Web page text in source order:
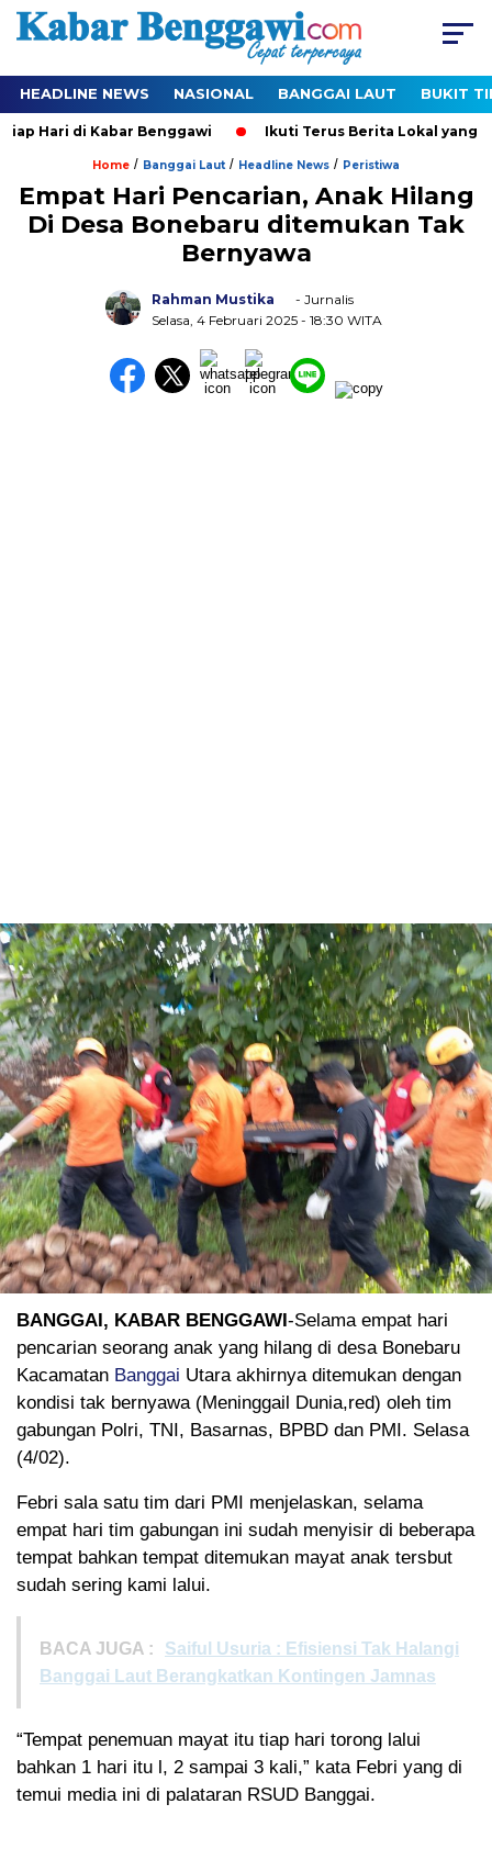
HEADLINE NEWS NASIONAL BANGGAI LAUT BUKIT
di Kabar Benggawi Ikuti Terus Berita Lokal yang Ter-
Home / Banggai Laut / Headline News / Peristiwa
Empat Hari Pencarian, Anak Hilang
Di Desa Bonebaru ditemukan Tak
Bernyawa
Rahman Mustika
- Jurnalis
Selasa, 4 Februari 2025 - 18:30 WITA
BANGGAI, KABAR BENGGAWI-Selama empat hari
pencarian seorang anak yang hilang di desa Bonebaru
Kacamatan Banggai Utara akhirnya ditemukan dengan
kondisi tak bernyawa (Meninggail Dunia,red) oleh tim
gabungan Polri, TNI, Basarnas, BPBD dan PMI. Selasa
(4/02).
Febri sala satu tim dari PMI menjelaskan, selama
empat hari tim gabungan ini sudah menyisir di beberapa
tempat bahkan tempat ditemukan mayat anak tersbut
sudah sering kami lalui.
BACA JUGA :
Saiful Usuria : Efisiensi Tak Halangi
Banggai Laut Berangkatkan Kontingen Jamnas
“Tempat penemuan mayat itu tiap hari torong lalui
bahkan 1 hari itu l, 2 sampai 3 kali,” kata Febri yang di
temui media ini di palataran RSUD Banggai.